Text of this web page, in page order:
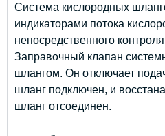
Система кислородных
индикаторами потока
непосредственного
Заправочный клапан
шлангом. Он отключает
шланг подключен, и
шланг отсоединен.